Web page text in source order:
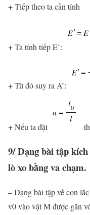
+ Tiếp theo ta cần tính
+ Ta tính tiếp E’:
+ Từ đó suy ra A’:
+ Nếu ta đặt
9/ Dạng bài tập
lò xo bằng va chạm.
– Dạng bài tập về con
v0 vào vật M được gắn